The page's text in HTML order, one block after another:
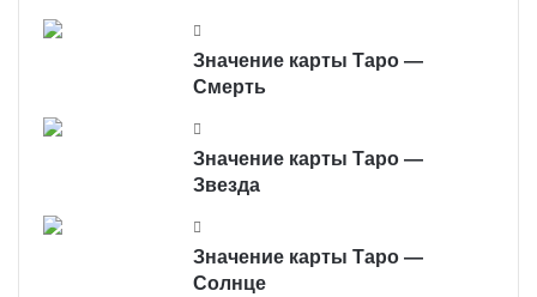
Значение карты Таро —
Смерть
Значение карты Таро —
Звезда
Значение карты Таро —
Солнце